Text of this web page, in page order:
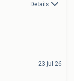
Details
23 jul 26